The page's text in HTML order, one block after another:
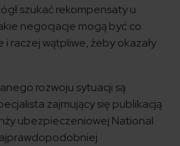
szukać rekompensaty u
negocjacje mogą być co
raczej wątpliwe, żeby okazały
rozwoju sytuacji są
zajmujący się publikacją
ubezpieczeniowej National